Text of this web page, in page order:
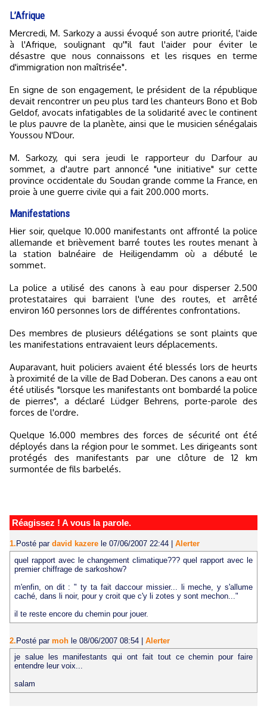
L’Afrique
Mercredi, M. Sarkozy a aussi évoqué son autre priorité, l'aide
à l'Afrique, soulignant qu'"il faut l'aider pour éviter le
désastre que nous connaissons et les risques en terme
d'immigration non maîtrisée".
En signe de son engagement, le président de la république
devait rencontrer un peu plus tard les chanteurs Bono et Bob
Geldof, avocats infatigables de la solidarité avec le continent
le plus pauvre de la planète, ainsi que le musicien sénégalais
Youssou N'Dour.
M. Sarkozy, qui sera jeudi le rapporteur du Darfour au
sommet, a d'autre part annoncé "une initiative" sur cette
province occidentale du Soudan grande comme la France, en
proie à une guerre civile qui a fait 200.000 morts.
Manifestations
Hier soir, quelque 10.000 manifestants ont affronté la police
allemande et brièvement barré toutes les routes menant à
la station balnéaire de Heiligendamm où a débuté le
sommet.
La police a utilisé des canons à eau pour disperser 2.500
protestataires qui barraient l'une des routes, et arrêté
environ 160 personnes lors de différentes confrontations.
Des membres de plusieurs délégations se sont plaints que
les manifestations entravaient leurs déplacements.
Auparavant, huit policiers avaient été blessés lors de heurts
à proximité de la ville de Bad Doberan. Des canons a eau ont
été utilisés "lorsque les manifestants ont bombardé la police
de pierres", a déclaré Lüdger Behrens, porte-parole des
forces de l'ordre.
Quelque 16.000 membres des forces de sécurité ont été
déployés dans la région pour le sommet. Les dirigeants sont
protégés des manifestants par une clôture de 12 km
surmontée de fils barbelés.
Réagissez ! A vous la parole.
1. Posté par david kazere le 07/06/2007 22:44
Alerter
quel rapport avec le changement climatique??? quel rapport avec le
premier chiffrage de sarkoshow?
m'enfin, on dit : " ty ta fait daccour missier... li meche, y s'allume
caché, dans li noir, pour y croit que c'y li zotes y sont mechon..."
il te reste encore du chemin pour jouer.
2.Posté par moh le 08/06/2007 08:54 | Alerter
je salue les manifestants qui ont fait tout ce chemin pour faire
entendre leur voix...
salam